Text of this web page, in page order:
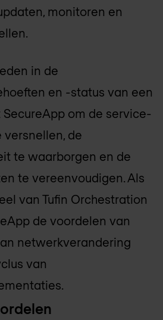
monitoren en
in de
en -status van een
om de service-
de
te waarborgen en de
te vereenvoudigen. Als
van Tufin Orchestration
de voordelen van
netwerkverandering
van